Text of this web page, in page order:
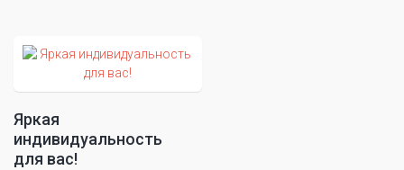
Яркая
индивидуальность
для вас!